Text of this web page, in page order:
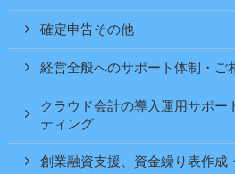
確定申告その他
経営全般へのサポート体制・ご
クラウド会計の導入運用サポー
ティング
創業融資支援、資金繰り表作成